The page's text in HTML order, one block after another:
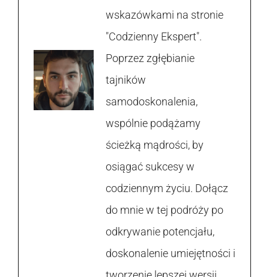
wskazówkami na stronie
"Codzienny Ekspert".
Poprzez zgłębianie
tajników
samodoskonalenia,
wspólnie podążamy
ścieżką mądrości, by
osiągać sukcesy w
codziennym życiu. Dołącz
do mnie w tej podróży po
odkrywanie potencjału,
doskonalenie umiejętności i